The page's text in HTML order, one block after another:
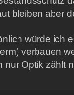
bleiben aber
würde ich
verbauen
nur Optik zählt